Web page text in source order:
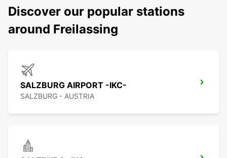
Discover our popular stations
around Freilassing
SALZBURG AIRPORT -IKC-
SALZBURG - AUSTRIA